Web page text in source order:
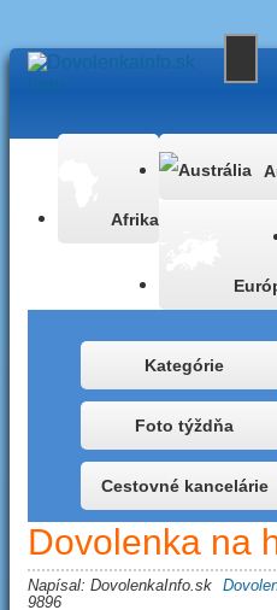
Afrika
Kategórie
Foto týždňa
Cestovné kancelárie
Dovolenka na
Napísal: DovolenkaInfo.sk
9896